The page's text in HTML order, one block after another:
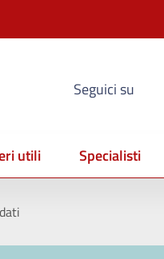
Seguici su
utili Specialisti